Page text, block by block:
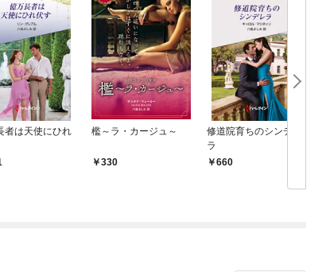
者は天使にひれ
檻～ラ・カージュ～
330
修道院育ちのシンデレ
ラ
660